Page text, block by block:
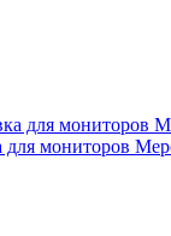
мониторов